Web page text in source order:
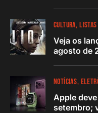
CULTURA LISTAS
Veja os
agosto de
NOTÍCIAS
Apple
setembro;